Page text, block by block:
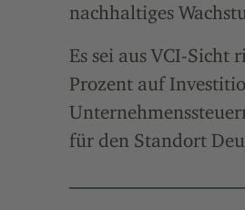
nachhaltiges
Es sei aus VCI-Sicht
Prozent auf
für den Standort